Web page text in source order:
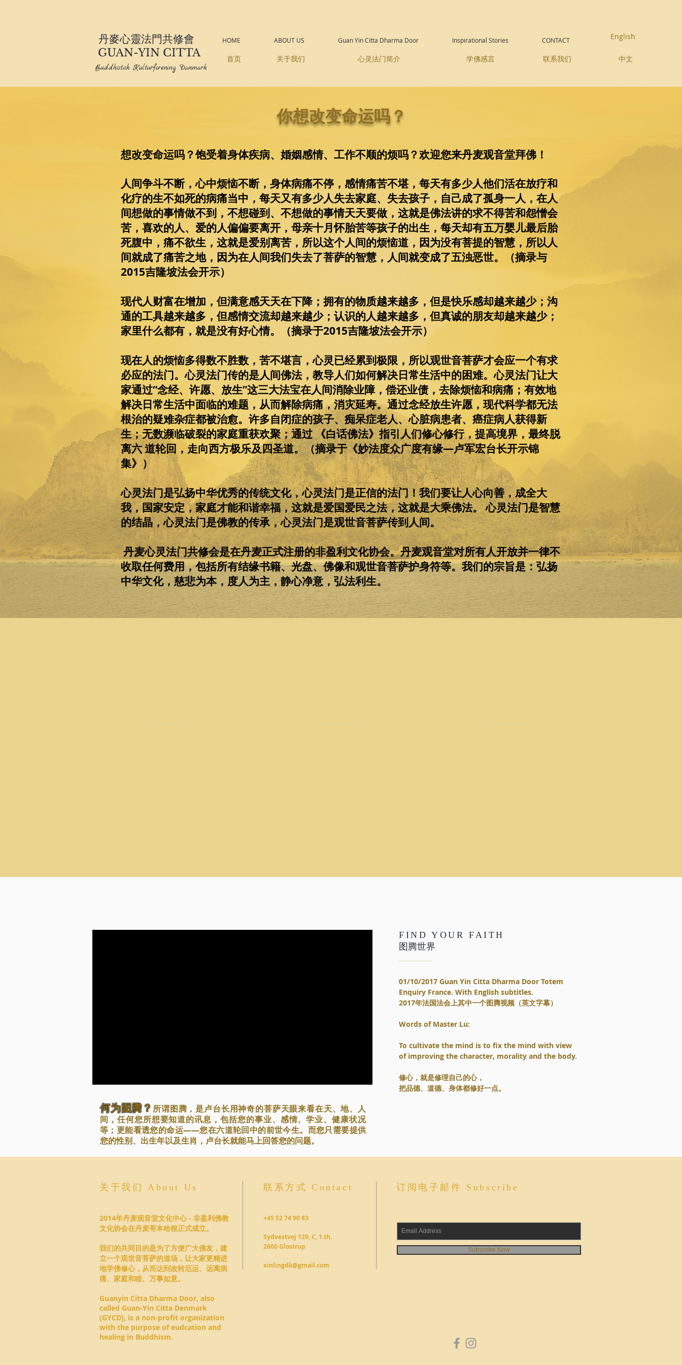
丹麥心靈法門共修會
GUAN-YIN CITTA
Buddhistisk Kulturforening Danmark
首页 关于我们 心灵法门简介 学佛感言 联系我们 中文
HOME ABOUT US Guan Yin Citta Dharma Door Inspirational Stories CONTACT English
你想改变命运吗？
想改变命运吗？饱受着身体疾病、婚姻感情、工作不顺的烦吗？欢迎您来丹麦观音堂拜佛！
人间争斗不断，心中烦恼不断，身体病痛不停，感情痛苦不堪，每天有多少人他们活在放疗和
化疗的生不如死的病痛当中，每天又有多少人失去家庭、失去孩子，自己成了孤身一人，在人
间想做的事情做不到，不想碰到、不想做的事情天天要做，这就是佛法讲的求不得苦和怨憎会
苦，喜欢的人、爱的人偏偏要离开，母亲十月怀胎苦等孩子的出生，每天却有五万婴儿最后胎
死腹中，痛不欲生，这就是爱别离苦，所以这个人间的烦恼道，因为没有菩提的智慧，所以人
间就成了痛苦之地，因为在人间我们失去了菩萨的智慧，人间就变成了五浊恶世。（摘录与
2015吉隆坡法会开示）
现代人财富在增加，但满意感天天在下降；拥有的物质越来越多，但是快乐感却越来越少；沟
通的工具越来越多，但感情交流却越来越少；认识的人越来越多，但真诚的朋友却越来越少；
家里什么都有，就是没有好心情。（摘录于2015吉隆坡法会开示）
现在人的烦恼多得数不胜数，苦不堪言，心灵已经累到极限，所以观世音菩萨才会应一个有求
必应的法门。心灵法门传的是人间佛法，教导人们如何解决日常生活中的困难。心灵法门让大
家通过“念经、许愿、放生”这三大法宝在人间消除业障，偿还业债，去除烦恼和病痛；有效地
解决日常生活中面临的难题，从而解除病痛，消灾延寿。通过念经放生许愿，现代科学都无法
根治的疑难杂症都被治愈。许多自闭症的孩子、痴呆症老人、心脏病患者、癌症病人获得新
生；无数濒临破裂的家庭重获欢聚；通过 《白话佛法》指引人们修心修行，提高境界，最终脱
离六 道轮回，走向西方极乐及四圣道。（摘录于《妙法度众广度有缘—卢军宏台长开示锦
集》）
心灵法门是弘扬中华优秀的传统文化，心灵法门是正信的法门！我们要让人心向善，成全大
我，国家安定，家庭才能和谐幸福，这就是爱国爱民之法，这就是大乘佛法。 心灵法门是智慧
的结晶，心灵法门是佛教的传承，心灵法门是观世音菩萨传到人间。
丹麦心灵法门共修会是在丹麦正式注册的非盈利文化协会。丹麦观音堂对所有人开放并一律不
收取任何费用，包括所有结缘书籍、光盘、佛像和观世音菩萨护身符等。我们的宗旨是：弘扬
中华文化，慈悲为本，度人为主，静心净意，弘法利生。
FIND YOUR FAITH
图腾世界
01/10/2017 Guan Yin Citta Dharma Door Totem
Enquiry France. With English subtitles.
2017年法国法会上其中一个图腾视频（英文字幕）
Words of Master Lu:
To cultivate the mind is to fix the mind with view
of improving the character, morality and the body.
​修心，就是修理自己的心，
把品德、道德、身体都修好一点。
何为图腾？ 所谓图腾，是卢台长用神奇的菩萨天眼来看在天、地、人
间，任何您所想要知道的讯息，包括您的事业、感情、学业、健康状况
等；更能看透您的命运——您在六道轮回中的前世今生。而您只需要提供
您的性别、出生年以及生肖，卢台长就能马上回答您的问题。
关于我们 About Us
2014年丹麦观音堂文化中心 - 非盈利佛教
文化协会在丹麦哥本哈根正式成立。
我们的共同目的是为了方便广大佛友，建
立一个观世音菩萨的道场，让大家更精进
地学佛修心，从而达到改转厄运、远离病
痛、家庭和睦、万事如意。
Guanyin Citta Dharma Door, also
called Guan-Yin Citta Denmark
(GYCD), is a non-profit organization
with the purpose of eudcation and
healing in Buddhism.
联系方式 Contact
+45 52 74 90 83
Sydvestvej 129, C, 1.th.
2600 Glostrup
xinlingdk@gmail.com
订阅电子邮件 Subscribe
Subscribe Now